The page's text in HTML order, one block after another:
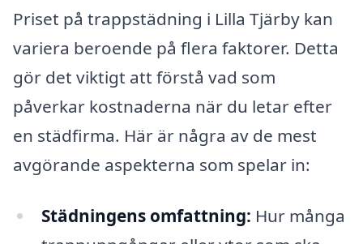
Priset på trappstädning i Lilla Tjärby kan
variera beroende på flera faktorer. Detta
gör det viktigt att förstå vad som
påverkar kostnaderna när du letar efter
en städfirma. Här är några av de mest
avgörande aspekterna som spelar in:
Städningens omfattning: Hur många